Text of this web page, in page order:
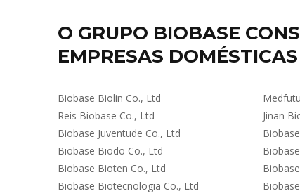
O GRUPO BIOBASE
EMPRESAS DOMÉSTICAS
Biobase Biolin Co., Ltd
Reis Biobase Co., Ltd
Biobase Juventude Co., Ltd
Biobase Biodo Co., Ltd
Biobase Bioten Co., Ltd
Biobase Biotecnologia Co., Ltd
Jinan